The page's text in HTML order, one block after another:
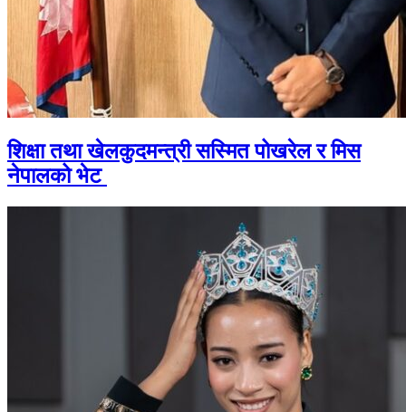
शिक्षा तथा खेलकुदमन्त्री सस्मित पोखरेल र मिस
नेपालको भेट